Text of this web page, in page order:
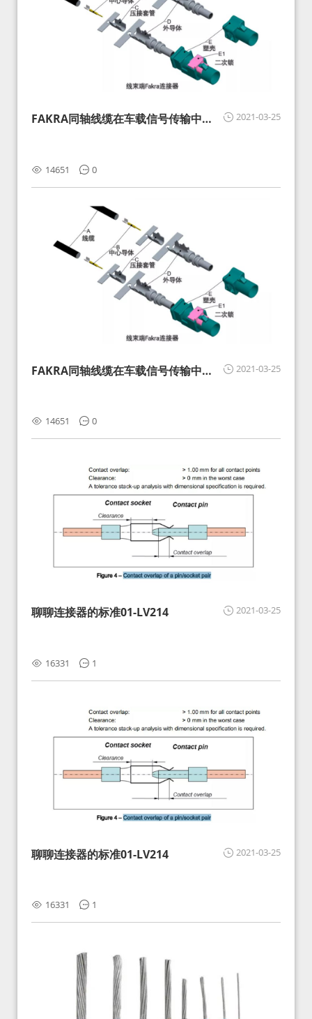
2021-03-25
FAKRA同轴线缆在车载信号传输中的
14651 0
2021-03-25
FAKRA同轴线缆在车载信号传输中的
14651 0
2021-03-25
聊聊连接器的标准01-LV214
16331 1
2021-03-25
聊聊连接器的标准01-LV214
16331 1